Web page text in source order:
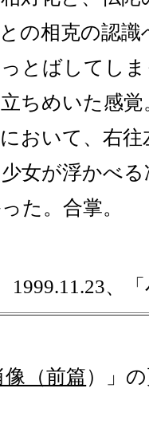
の相克の認
とばしてし
ちめいた感
おいて、右
女が浮かべ
た。合掌。
1999.11.23、
像（前篇）」